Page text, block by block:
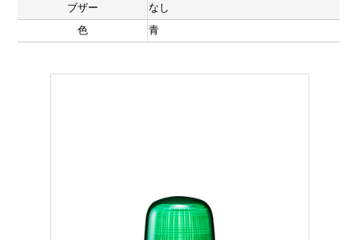
ブザー
なし
色
青